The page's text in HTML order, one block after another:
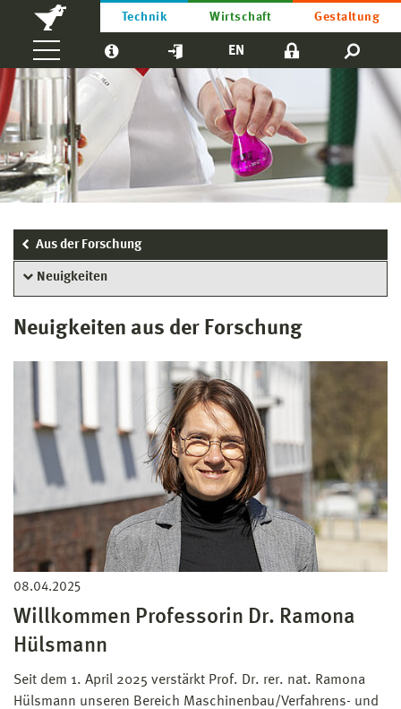
Technik Wirtschaft Gestaltung
EN
Aus der Forschung
Neuigkeiten
Neuigkeiten aus der Forschung
08.04.2025
Willkommen Professorin Dr. Ramona
Hülsmann
Seit dem 1. April 2025 verstärkt Prof. Dr. rer. nat. Ramona
Hülsmann unseren Bereich Maschinenbau/Verfahrens- und